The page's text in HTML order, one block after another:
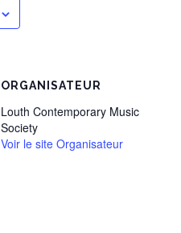
ORGANISATEUR
Louth Contemporary Music
Society
Voir le site Organisateur